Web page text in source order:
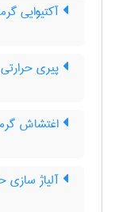
آکتیوایی
پیری حرارتی
اغتشاش
آلیاژ سازی